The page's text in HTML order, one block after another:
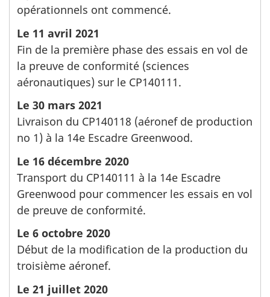
opérationnels ont commencé.
Le 11 avril 2021
Fin de la première phase des essais en vol de
la preuve de conformité (sciences
aéronautiques) sur le CP140111.
Le 30 mars 2021
Livraison du CP140118 (aéronef de production
no 1) à la 14e Escadre Greenwood.
Le 16 décembre 2020
Transport du CP140111 à la 14e Escadre
Greenwood pour commencer les essais en vol
de preuve de conformité.
Le 6 octobre 2020
Début de la modification de la production du
troisième aéronef.
Le 21 juillet 2020